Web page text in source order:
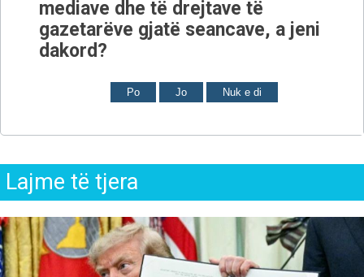
mediave dhe të drejtave të
gazetarëve gjatë seancave, a jeni
dakord?
Po Jo Nuk e di
Lajme të tjera